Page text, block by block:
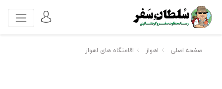
صفحه اصلی اهواز اقامتگاه های اهواز